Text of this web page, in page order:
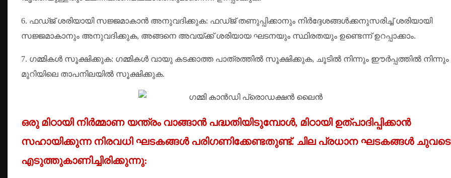
6. ഫഡ്ജ് ശരിയായി സജ്ജമാകാൻ അനുവദിക്കുക: ഫഡ്ജ് തണുപ്പിക്കാനും നിർദ്ദേശങ്ങൾക്കനുസരിച്ച് ശരിയായി
സജ്ജമാകാനും അനുവദിക്കുക, അങ്ങനെ അവയ്ക്ക് ശരിയായ ഘടനയും സ്ഥിരതയും ഉണ്ടെന്ന് ഉറപ്പാക്കാം.
7. ഗമ്മികൾ സൂക്ഷിക്കുക: ഗമ്മികൾ വായു കടക്കാത്ത പാത്രത്തിൽ സൂക്ഷിക്കുക, ചൂടിൽ നിന്നും ഈർപ്പത്തിൽ നിന്നും
മുറിയിലെ താപനിലയിൽ സൂക്ഷിക്കുക.
ഒരു മിഠായി നിർമ്മാണ യന്ത്രം വാങ്ങാൻ പദ്ധതിയിടുമ്പോൾ, മിഠായി ഉത്പാദിപ്പിക്കാൻ
സഹായിക്കുന്ന നിരവധി ഘടകങ്ങൾ പരിഗണിക്കേണ്ടതുണ്ട്. ചില പ്രധാന ഘടകങ്ങൾ ചുവടെ
എടുത്തുകാണിച്ചിരിക്കുന്നു: